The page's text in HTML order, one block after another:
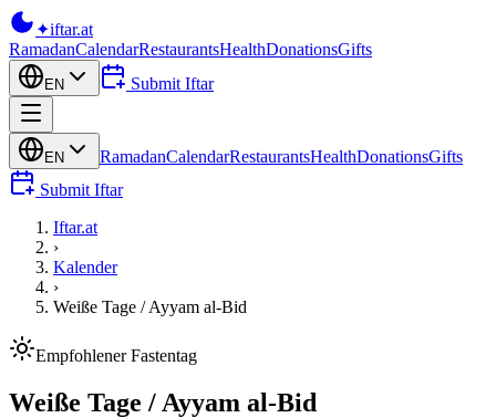
✦iftar.at
RamadanCalendarRestaurantsHealthDonationsGifts
EN Submit Iftar
EN RamadanCalendarRestaurantsHealthDonationsGifts
Submit Iftar
Iftar.at
›
Kalender
›
Weiße Tage / Ayyam al-Bid
Empfohlener Fastentag
Weiße Tage / Ayyam al-Bid